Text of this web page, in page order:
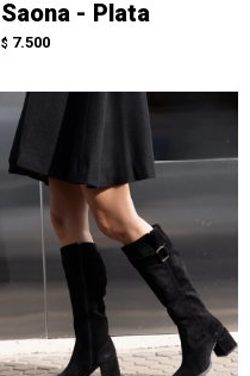
Saona - Plata
$ 7.500